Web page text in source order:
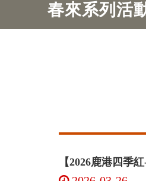
春來系列活
【2026鹿港四季